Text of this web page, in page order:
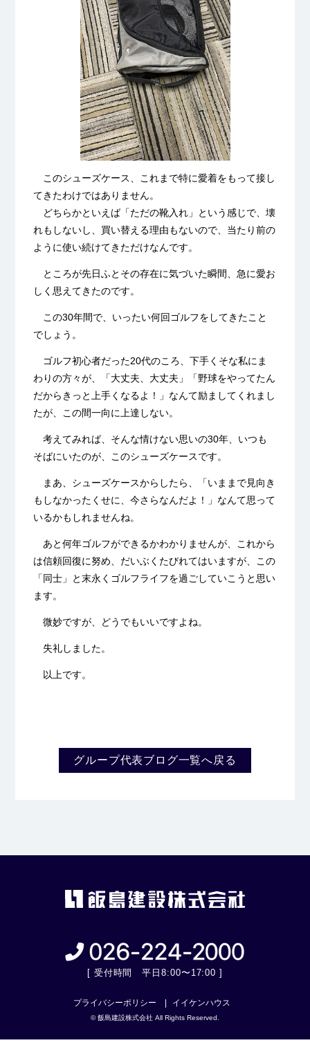
このシューズケース、これまで特に愛着をもって接し
てきたわけではありません。
どちらかといえば「ただの靴入れ」という感じで、壊
れもしないし、買い替える理由もないので、当たり前の
ように使い続けてきただけなんです。
ところが先日ふとその存在に気づいた瞬間、急に愛お
しく思えてきたのです。
この30年間で、いったい何回ゴルフをしてきたこと
でしょう。
ゴルフ初心者だった20代のころ、下手くそな私にま
わりの方々が、「大丈夫、大丈夫」「野球をやってたん
だからきっと上手くなるよ！」なんて励ましてくれまし
たが、この間一向に上達しない。
考えてみれば、そんな情けない思いの30年、いつも
そばにいたのが、このシューズケースです。
まあ、シューズケースからしたら、「いままで見向き
もしなかったくせに、今さらなんだよ！」なんて思って
いるかもしれませんね。
あと何年ゴルフができるかわかりませんが、これから
は信頼回復に努め、だいぶくたびれてはいますが、この
「同士」と末永くゴルフライフを過ごしていこうと思い
ます。
微妙ですが、どうでもいいですよね。
失礼しました。
以上です。
グループ代表ブログ一覧へ戻る
[ 受付時間 平日8:00〜17:00 ]
プライバシーポリシー イイケンハウス
© 飯島建設株式会社 All Rights Reserved.